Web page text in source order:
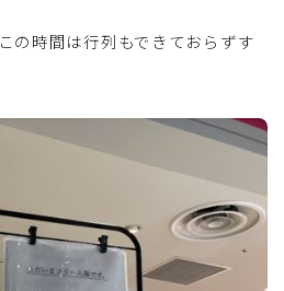
の時間は行列もできておらずす